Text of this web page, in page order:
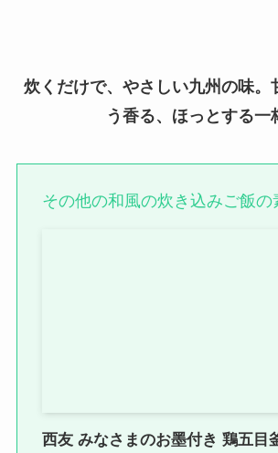
炊くだけで、やさしい九州の味。
う香る、ほっとする一
その他の和風の炊き込みご飯の
西友 みなさまのお墨付き 鶏五目